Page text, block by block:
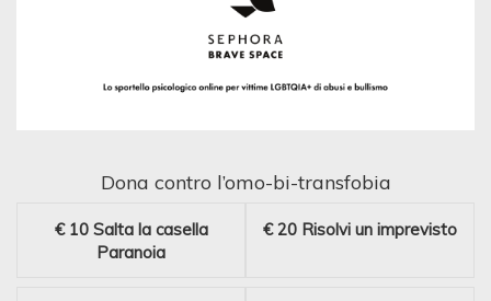
Dona contro l’omo-bi-transfobia
€ 10 Salta la casella
Paranoia
€ 20 Risolvi un imprevisto